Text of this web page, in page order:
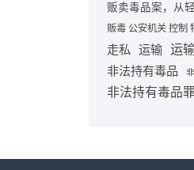
贩卖毒品案，从
贩毒 公安机关 控制
走私 运输 运
非法持有毒品
非法持有毒品罪